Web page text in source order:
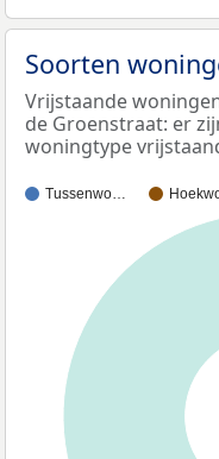
Soorten
Vrijstaande
de Groenstraat: er
woningtype
Tussenwo…